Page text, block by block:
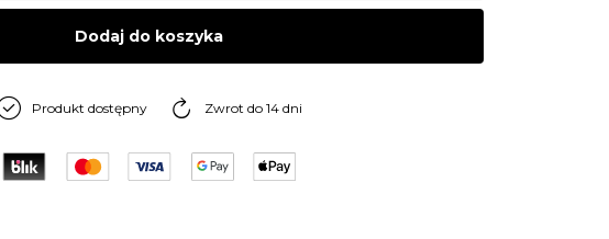
Dodaj do koszyka
Produkt dostępny Zwrot do 14 dni